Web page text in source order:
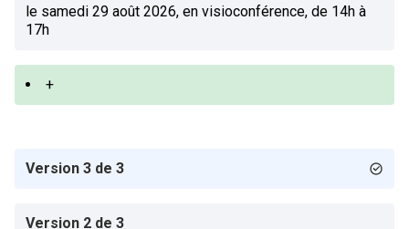
le samedi 29 août 2026, en visioconférence, de 14h à
17h
+
Version 3 de 3
Version 2 de 3